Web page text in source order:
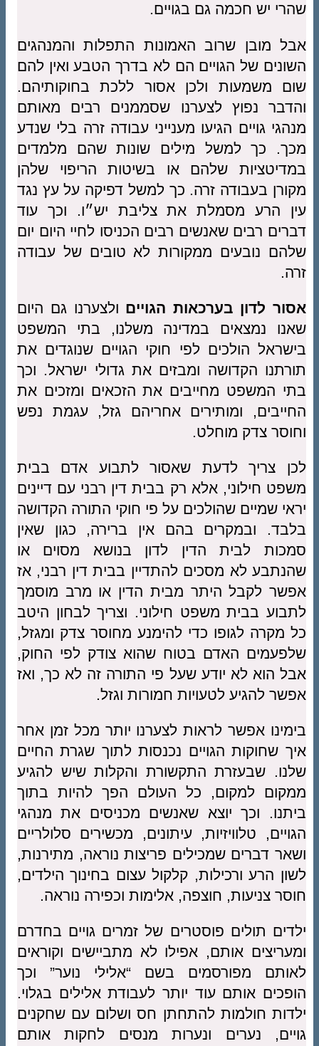
שהרי יש חכמה גם בגויים.
אבל מובן שרוב האמונות התפלות והמנהגים
השונים של הגויים הם לא בדרך הטבע ואין להם
שום משמעות ולכן אסור ללכת בחוקותיהם.
והדבר נפוץ לצערנו שסממנים רבים מאותם
מנהגי גויים הגיעו מענייני עבודה זרה בלי שנדע
מכך. כך למשל מילים שונות שהם מלמדים
במדיטציות שלהם או בשיטות הריפוי שלהן
מקורן בעבודה זרה. כך למשל דפיקה על עץ נגד
עין הרע מסמלת את צליבת יש״ו. וכך עוד
דברים רבים שאנשים רבים הכניסו לחיי היום יום
שלהם נובעים ממקורות לא טובים של עבודה
זרה.
אסור לדון בערכאות הגויים ולצערנו גם היום
שאנו נמצאים במדינה משלנו, בתי המשפט
בישראל הולכים לפי חוקי הגויים שנוגדים את
תורתנו הקדושה ומבזים את גדולי ישראל. וכך
בתי המשפט מחייבים את הזכאים ומזכים את
החייבים, ומותירים אחריהם גזל, עגמת נפש
וחוסר צדק מוחלט.
לכן צריך לדעת שאסור לתבוע אדם בבית
משפט חילוני, אלא רק בבית דין רבני עם דיינים
יראי שמיים שהולכים על פי חוקי התורה הקדושה
בלבד. ובמקרים בהם אין ברירה, כגון שאין
סמכות לבית הדין לדון בנושא מסוים או
שהנתבע לא מסכים להתדיין בבית דין רבני, אז
אפשר לקבל היתר מבית הדין או מרב מוסמך
לתבוע בבית משפט חילוני. וצריך לבחון היטב
כל מקרה לגופו כדי להימנע מחוסר צדק ומגזל,
שלפעמים האדם בטוח שהוא צודק לפי החוק,
אבל הוא לא יודע שעל פי התורה זה לא כך, ואז
אפשר להגיע לטעויות חמורות וגזל.
בימינו אפשר לראות לצערנו יותר מכל זמן אחר
איך שחוקות הגויים נכנסות לתוך שגרת החיים
שלנו. שבעזרת התקשורת והקלות שיש להגיע
ממקום למקום, כל העולם הפך להיות בתוך
ביתנו. וכך יוצא שאנשים מכניסים את מנהגי
הגויים, טלוויזיות, עיתונים, מכשירים סלולריים
ושאר דברים שמכילים פריצות נוראה, מתירנות,
לשון הרע ורכילות, קלקול עצום בחינוך הילדים,
חוסר צניעות, חוצפה, אלימות וכפירה נוראה.
ילדים תולים פוסטרים של זמרים גויים בחדרם
ומעריצים אותם, אפילו לא מתביישים וקוראים
לאותם מפורסמים בשם “אלילי נוער” וכך
הופכים אותם עוד יותר לעבודת אלילים בגלוי.
ילדות חולמות להתחתן חס ושלום עם שחקנים
גויים, נערים ונערות מנסים לחקות אותם